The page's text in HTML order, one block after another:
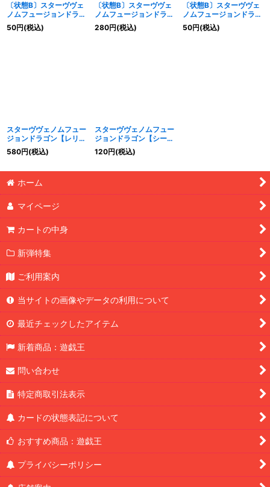
〔状態B〕スターヴヴェ
ノムフュージョンドラゴ
ン【シークレット】
{INOV-JP038}《融合》
50円(税込)
〔状態B〕スターヴヴェ
ノムフュージョンドラゴ
ン【レリーフ】{INOV-
JP038}《融合》
280円(税込)
〔状態B〕スターヴヴェ
ノムフュージョンドラゴ
ン【ウルトラ】{INOV-
JP038}《融合》
50円(税込)
スターヴヴェノムフュー
ジョンドラゴン【レリー
フ】{INOV-JP038}《融
合》
580円(税込)
スターヴヴェノムフュー
ジョンドラゴン【シーク
レット】{INOV-JP038}
《融合》
120円(税込)
ホーム
マイページ
カートの中身
新弾特集
ご利用案内
当サイトの画像やデータの利用について
最近チェックしたアイテム
新着商品：遊戯王
問い合わせ
特定商取引法表示
カードの状態表記について
おすすめ商品：遊戯王
プライバシーポリシー